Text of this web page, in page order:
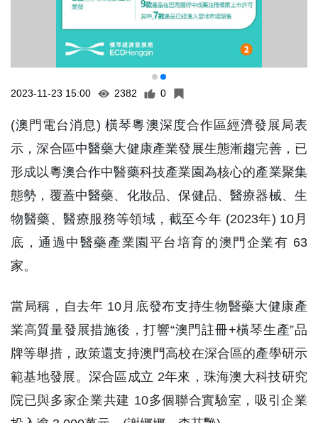
2023-11-23 15:00 2382 0
(澳門電台消息) 橫琴粵澳深度合作區經濟發展局表
示，深合區中醫藥大健康產業發展生態漸趨完善，已
形成以粵澳合作中醫藥科技產業園為核心的產業聚集
態勢，覆蓋中醫藥、化妝品、保健品、醫療器械、生
物醫藥、醫療服務等領域，截至今年 (2023年) 10月
底，通過中醫藥產業園平台培育的澳門企業有 63
家。
當局稱，自去年 10月底發布支持生物醫藥大健康產
業高質量發展措施後，打響“澳門註冊+橫琴生產”品
牌等舉措，政策還支持澳門高校在深合區的產學研示
範基地發展。深合區成立 2年來，珠海澳大科技研究
院已與多家企業共建 10多個聯合實驗室，吸引企業